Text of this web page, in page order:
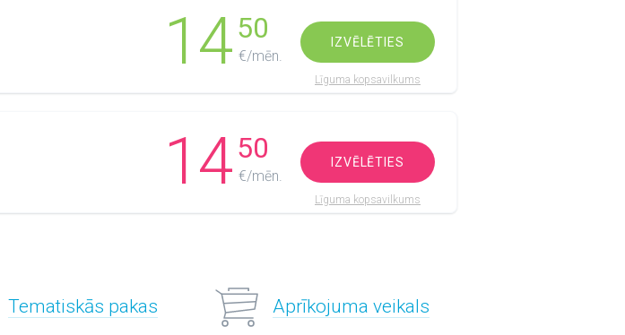
1450
€/mēn.
IZVĒLĒTIES
Līguma kopsavilkums
1450
€/mēn.
IZVĒLĒTIES
Līguma kopsavilkums
Tematiskās pakas Aprīkojuma veikals